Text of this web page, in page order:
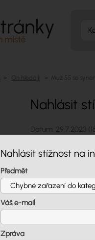
Nahlásit stížnost na
Předmět
Váš e-mail
Zpráva
> Muž 55 se
Nahlásit
Datum: 29.7.2023
Nezáleží co bylo
Cena:0,- Kč